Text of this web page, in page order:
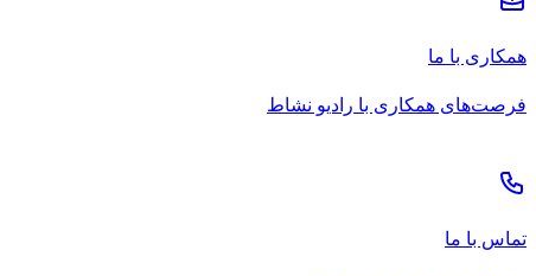
همکاری با ما
فرصت‌های همکاری با رادیو نشاط
تماس با ما